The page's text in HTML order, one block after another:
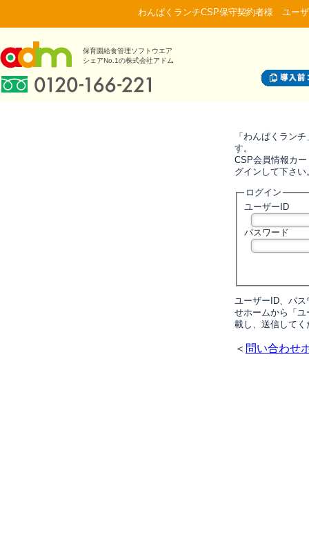
わんぱくランチCSP保守契約者様 ユー
保育園給食管理ソフトウエア
シェアNo.1の株式会社アドム
「わんぱくラン
す。
CSP会員情報カ
グインして下さい
ログイン
ユーザーID
パスワード
ユーザーID、パ
せホームから「
載し、送信してく
＜ 問い合わせ